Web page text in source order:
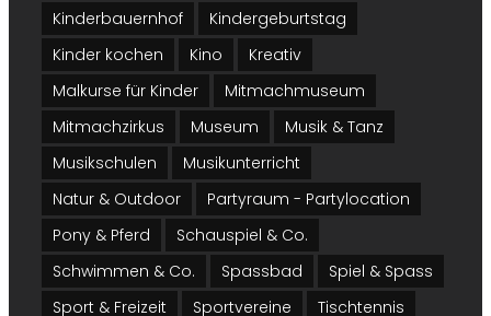
Kinderbauernhof
Kindergeburtstag
Kinder kochen
Kino
Kreativ
Malkurse für Kinder
Mitmachmuseum
Mitmachzirkus
Museum
Musik & Tanz
Musikschulen
Musikunterricht
Natur & Outdoor
Partyraum - Partylocation
Pony & Pferd
Schauspiel & Co.
Schwimmen & Co.
Spassbad
Spiel & Spass
Sport & Freizeit
Sportvereine
Tischtennis